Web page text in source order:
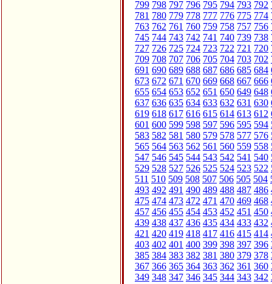
799 798 797 796 795 794 793 792
781 780 779 778 777 776 775 774
763 762 761 760 759 758 757 756
745 744 743 742 741 740 739 738
727 726 725 724 723 722 721 720
709 708 707 706 705 704 703 702
691 690 689 688 687 686 685 684
673 672 671 670 669 668 667 666
655 654 653 652 651 650 649 648
637 636 635 634 633 632 631 630
619 618 617 616 615 614 613 612
601 600 599 598 597 596 595 594
583 582 581 580 579 578 577 576
565 564 563 562 561 560 559 558
547 546 545 544 543 542 541 540
529 528 527 526 525 524 523 522
511 510 509 508 507 506 505 504
493 492 491 490 489 488 487 486
475 474 473 472 471 470 469 468
457 456 455 454 453 452 451 450
439 438 437 436 435 434 433 432
421 420 419 418 417 416 415 414
403 402 401 400 399 398 397 396
385 384 383 382 381 380 379 378
367 366 365 364 363 362 361 360
349 348 347 346 345 344 343 342